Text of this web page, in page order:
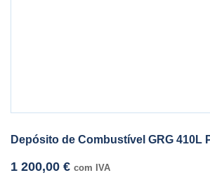
Depósito de Combustível GRG 410L
1 200,00 € com IVA